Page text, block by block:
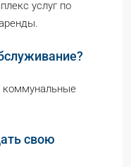
услуг по
коммунальные
свою